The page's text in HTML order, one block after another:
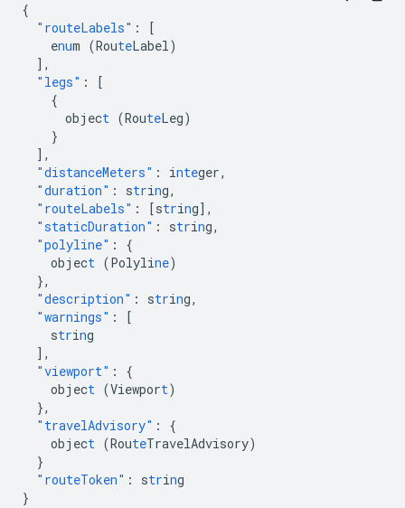
{
"routeLabels" :
[
enum (RouteLabel)
],
"legs" :
[
{
object (RouteLeg)
}
],
"distanceMeters" : integer,
"duration" : string,
"routeLabels" : [string],
"staticDuration" : string,
"polyline" :
{
object (Polyline)
},
"description" : string,
"warnings" :
[
string
],
"viewport" :
{
object (Viewport)
},
"travelAdvisory" :
{
object (RouteTravelAdvisory)
}
"routeToken" : string
}